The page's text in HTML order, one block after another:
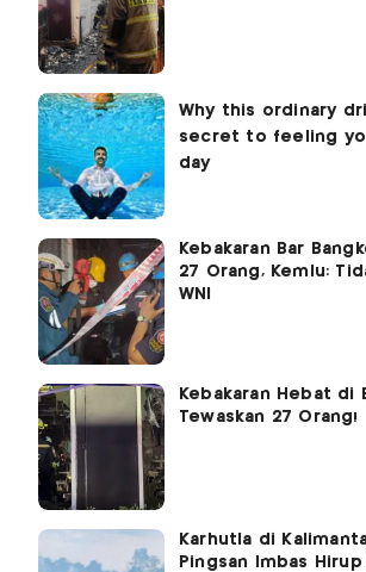
Kebakaran Bar
27 Orang, Kemlu:
WNI
Kebakaran Hebat di
Tewaskan 27 Orang!
Karhutla di
Pingsan Imbas Hirup